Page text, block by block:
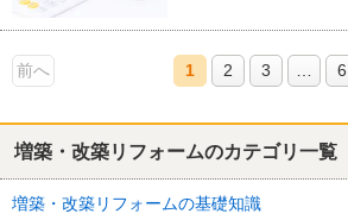
前へ 1 2 3 6
増築・改築リフォームのカテゴリ一覧
増築・改築リフォームの基礎知識